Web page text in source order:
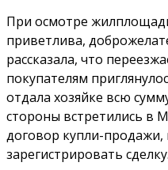
При осмотре
приветлива,
рассказала, что
покупателям
отдала хозяйке всю
стороны встретились в
договор купли-продажи,
зарегистрировать сделку.